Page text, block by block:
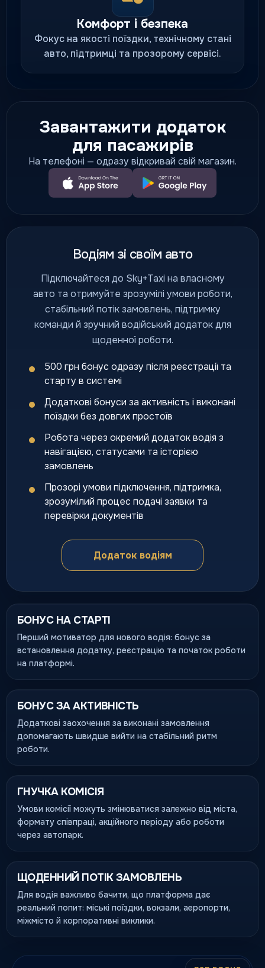
Комфорт і безпека
Фокус на якості поїздки, технічному стані
авто, підтримці та прозорому сервісі.
Завантажити додаток
для пасажирів
На телефоні — одразу відкривай свій магазин.
Водіям зі своїм авто
Підключайтеся до Sky+Taxi на власному
авто та отримуйте зрозумілі умови роботи,
стабільний потік замовлень, підтримку
команди й зручний водійський додаток для
щоденної роботи.
500 грн бонус одразу після реєстрації та
старту в системі
Додаткові бонуси за активність і виконані
поїздки без довгих простоїв
Робота через окремий додаток водія з
навігацією, статусами та історією
замовлень
Прозорі умови підключення, підтримка,
зрозумілий процес подачі заявки та
перевірки документів
Додаток водіям
БОНУС НА СТАРТІ
Перший мотиватор для нового водія: бонус за
встановлення додатку, реєстрацію та початок роботи
на платформі.
БОНУС ЗА АКТИВНІСТЬ
Додаткові заохочення за виконані замовлення
допомагають швидше вийти на стабільний ритм
роботи.
ГНУЧКА КОМІСІЯ
Умови комісії можуть змінюватися залежно від міста,
формату співпраці, акційного періоду або роботи
через автопарк.
ЩОДЕННИЙ ПОТІК ЗАМОВЛЕНЬ
Для водія важливо бачити, що платформа дає
реальний попит: міські поїздки, вокзали, аеропорти,
міжмісто й корпоративні виклики.